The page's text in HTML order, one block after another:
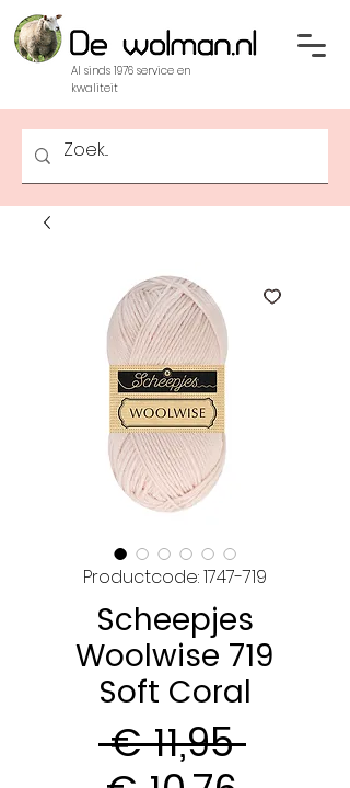
Al sinds 1976 service en
kwaliteit
Productcode: 1747-719
Scheepjes
Woolwise 719
Soft Coral
€ 11,95